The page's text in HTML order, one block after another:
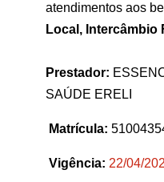
atendimentos aos
Local, Intercâmbio
Prestador:
SAÚDE ERELI
Matrícula:
Vigência: 22/04/